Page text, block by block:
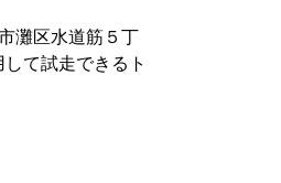
灘区水道筋５丁
て試走できるト